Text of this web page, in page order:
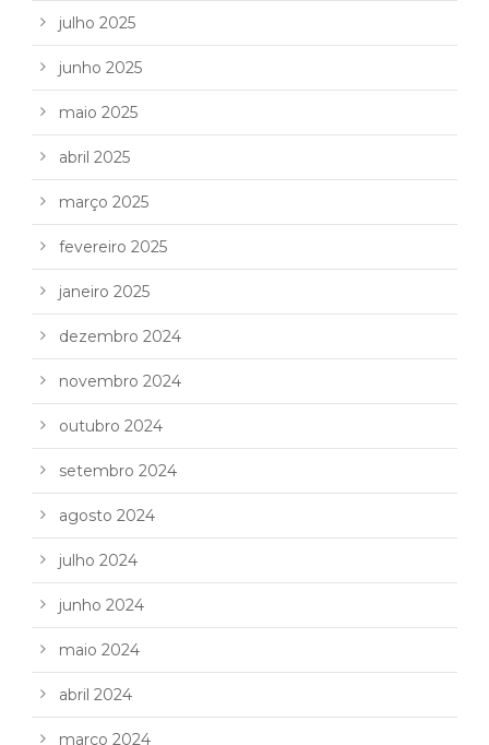
julho 2025
junho 2025
maio 2025
abril 2025
março 2025
fevereiro 2025
janeiro 2025
dezembro 2024
novembro 2024
outubro 2024
setembro 2024
agosto 2024
julho 2024
junho 2024
maio 2024
abril 2024
março 2024